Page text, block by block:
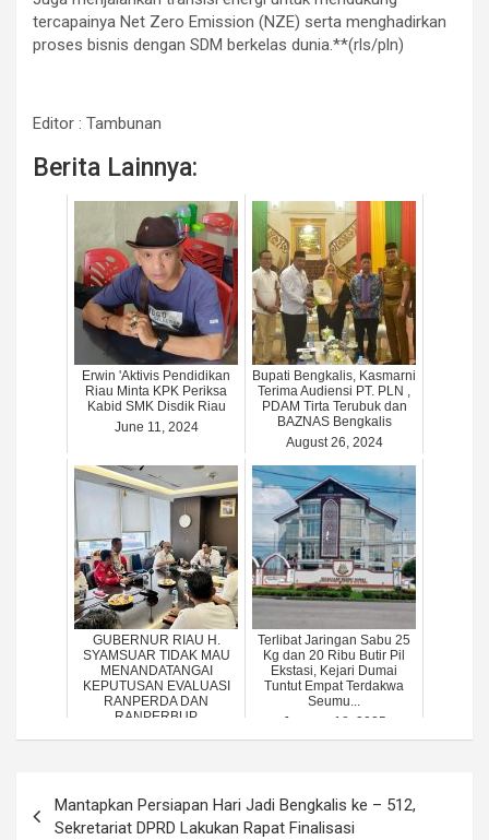
tercapainya Net Zero Emission (NZE) serta menghadirkan
proses bisnis dengan SDM berkelas dunia.**(rls/pln)
Editor : Tambunan
Berita Lainnya:
Erwin 'Aktivis Pendidikan
Riau Minta KPK Periksa
Kabid SMK Disdik Riau
June 11, 2024
Bupati Bengkalis, Kasmarni
Terima Audiensi PT. PLN ,
PDAM Tirta Terubuk dan
BAZNAS Bengkalis
August 26, 2024
GUBERNUR RIAU H.
SYAMSUAR TIDAK MAU
MENANDATANGAI
KEPUTUSAN EVALUASI
RANPERDA DAN
RANPERBUP
Terlibat Jaringan Sabu 25
Kg dan 20 Ribu Butir Pil
Ekstasi, Kejari Dumai
Tuntut Empat Terdakwa
Seumu...
January 18, 2025
navigation
Mantapkan Persiapan Hari Jadi Bengkalis ke – 512,
Sekretariat DPRD Lakukan Rapat Finalisasi